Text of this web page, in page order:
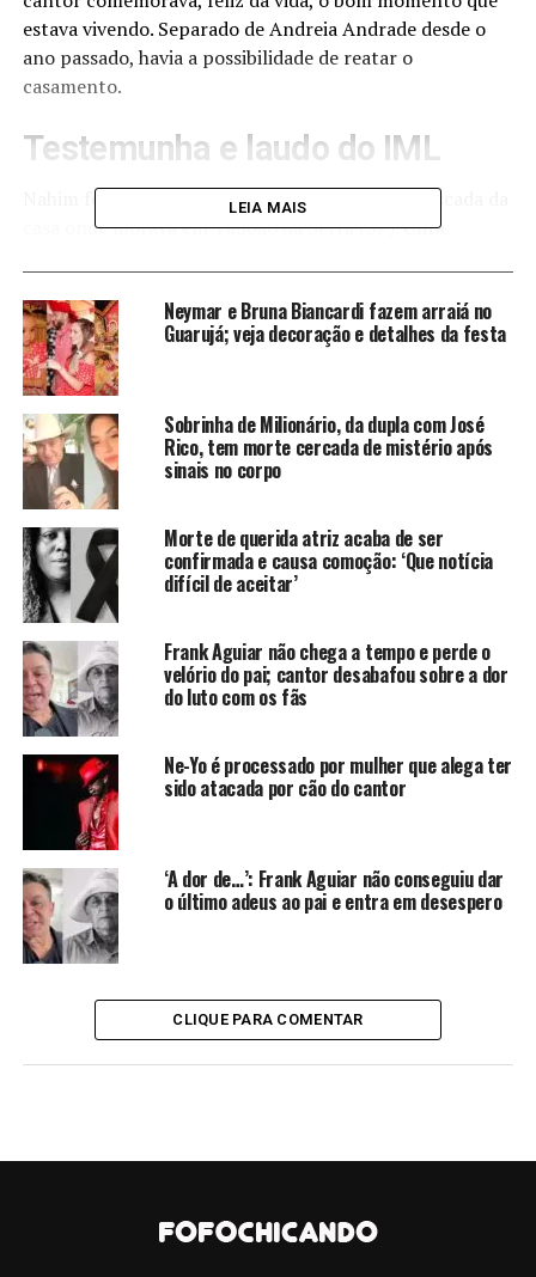
estava vivendo. Separado de Andreia Andrade desde o
ano passado, havia a possibilidade de reatar o
casamento.
Testemunha e laudo do IML
Nahim foi encontrado morto depois de cair da escada da
casa onde morava em Taboão da Serra (SP).Uma
identificada, chamou os bombeiros, que entraram na
casa e encontraram o cantor sem vida. Andreia de
Andrade quer saber quem é esta testemunha.
APolícia Civil
está investigando o caso, mas aguarda o
laudo do IML
, que normalmente demora até 30 dias
para ficar pronto. Este documento é importante porque
vai mostrar se Nahim morreu antes de cair da escada, se
houve algum mal súbito ou se foi a queda que provocou
o óbito.
Investigação policial
A Polícia Civil de São Paulo está à frente das
investigações e não descarta nenhuma hipótese. Acima
está a imagem do Boletim de Ocorrência que foi
registrado. Homicídio, inclusive, não é descartado pelos
investigadores, embora não haja nenhum suspeito neste
momento. O laudo do IML será fundamental para a
continuidade da investigação policial. Nahim foi
sepultado na cidade onde nasceu, Miguelópolis, no
interior do estado de São Paulo.
CONTINUE LENDO
LEIA MAIS
Neymar e Bruna Biancardi fazem arraiá no
Guarujá; veja decoração e detalhes da festa
Sobrinha de Milionário, da dupla com José
Rico, tem morte cercada de mistério após
sinais no corpo
Morte de querida atriz acaba de ser
confirmada e causa comoção: ‘Que notícia
difícil de aceitar’
Frank Aguiar não chega a tempo e perde o
velório do pai; cantor desabafou sobre a dor
do luto com os fãs
Ne-Yo é processado por mulher que alega ter
sido atacada por cão do cantor
‘A dor de…’: Frank Aguiar não conseguiu dar
o último adeus ao pai e entra em desespero
CLIQUE PARA COMENTAR